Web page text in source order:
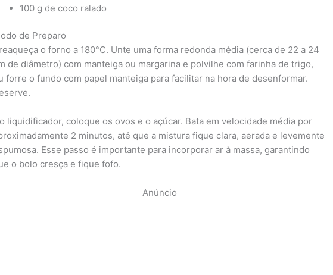
100 g de coco ralado
de Preparo
o forno a 180°C. Unte uma forma redonda média (cerca de 22 a 24
de diâmetro) com manteiga ou margarina e polvilhe com farinha de trigo,
forre o fundo com papel manteiga para facilitar na hora de desenformar.
liquidificador, coloque os ovos e o açúcar. Bata em velocidade média por
2 minutos, até que a mistura fique clara, aerada e levemente
Esse passo é importante para incorporar ar à massa, garantindo
o bolo cresça e fique fofo.
Anúncio